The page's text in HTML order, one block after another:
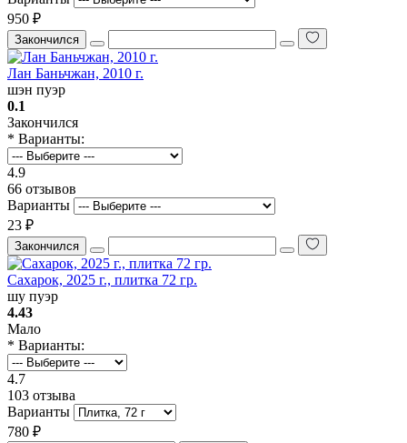
950 ₽
Закончился
Лан Баньчжан, 2010 г.
шэн пуэр
0.1
Закончился
* Варианты:
4.9
66 отзывов
Варианты
23 ₽
Закончился
Сахарок, 2025 г., плитка 72 гр.
шу пуэр
4.43
Мало
* Варианты:
4.7
103 отзыва
Варианты
780 ₽